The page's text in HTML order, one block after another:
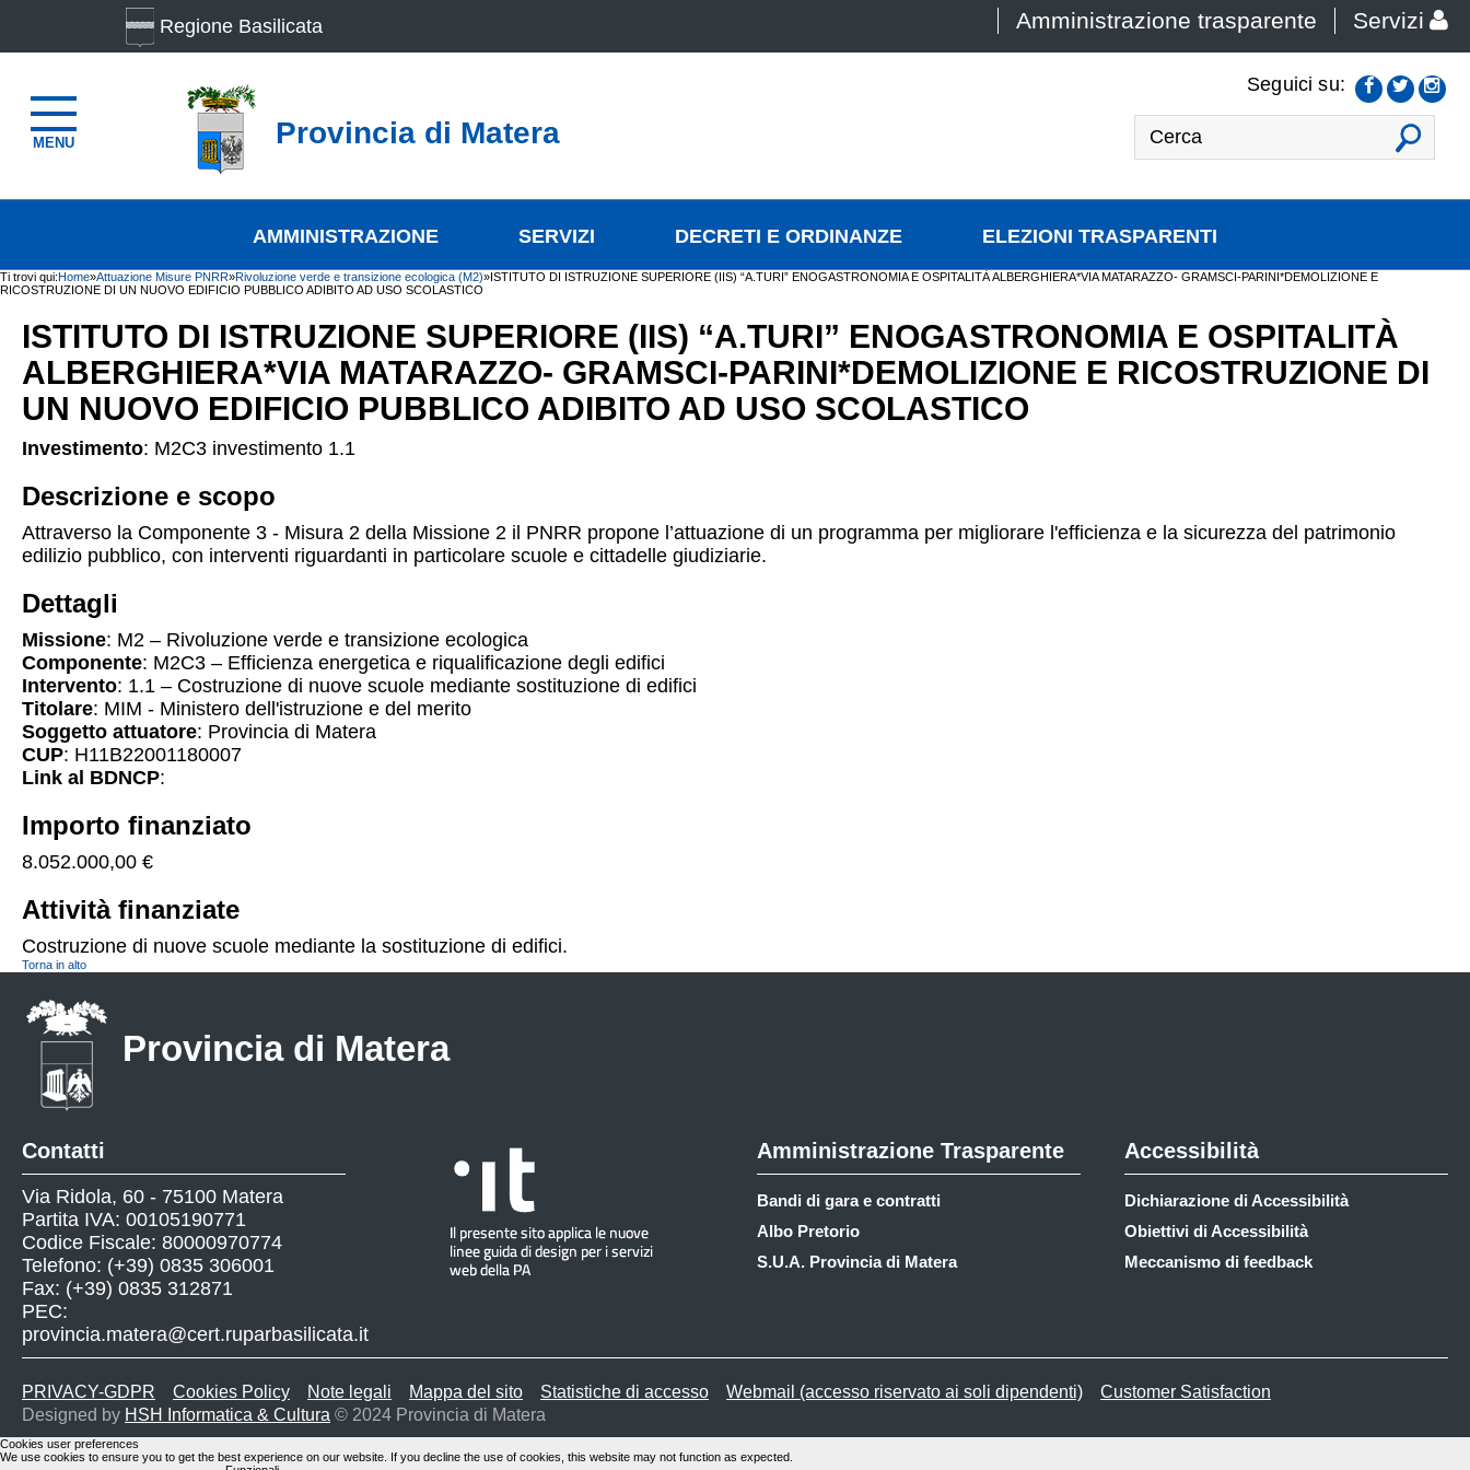
MENU
Regione Basilicata Amministrazione trasparente Servizi
Provincia di Matera VAI
Seguici su:
AMMINISTRAZIONE SERVIZI DECRETI E ORDINANZE ELEZIONI TRASPARENTI
Ti trovi qui:Home»Attuazione Misure PNRR»Rivoluzione verde e transizione ecologica (M2)»ISTITUTO DI ISTRUZIONE SUPERIORE (IIS) “A.TURI” ENOGASTRONOMIA E OSPITALITÀ ALBERGHIERA*VIA MATARAZZO- GRAMSCI-PARINI*DEMOLIZIONE E
RICOSTRUZIONE DI UN NUOVO EDIFICIO PUBBLICO ADIBITO AD USO SCOLASTICO
ISTITUTO DI ISTRUZIONE SUPERIORE (IIS) “A.TURI” ENOGASTRONOMIA E OSPITALITÀ
ALBERGHIERA*VIA MATARAZZO- GRAMSCI-PARINI*DEMOLIZIONE E RICOSTRUZIONE DI
UN NUOVO EDIFICIO PUBBLICO ADIBITO AD USO SCOLASTICO
Investimento: M2C3 investimento 1.1
Descrizione e scopo
Attraverso la Componente 3 - Misura 2 della Missione 2 il PNRR propone l’attuazione di un programma per migliorare l'efficienza e la sicurezza del patrimonio
edilizio pubblico, con interventi riguardanti in particolare scuole e cittadelle giudiziarie.
Dettagli
Missione: M2 – Rivoluzione verde e transizione ecologica
Componente: M2C3 – Efficienza energetica e riqualificazione degli edifici
Intervento: 1.1 – Costruzione di nuove scuole mediante sostituzione di edifici
Titolare: MIM - Ministero dell'istruzione e del merito
Soggetto attuatore: Provincia di Matera
CUP: H11B22001180007
Link al BDNCP:
Importo finanziato
8.052.000,00 €
Attività finanziate
Costruzione di nuove scuole mediante la sostituzione di edifici.
Torna in alto
Provincia di Matera
Contatti
Via Ridola, 60 - 75100 Matera
Partita IVA: 00105190771
Codice Fiscale: 80000970774
Telefono: (+39) 0835 306001
Fax: (+39) 0835 312871
PEC:
provincia.matera@cert.ruparbasilicata.it
Amministrazione Trasparente
Bandi di gara e contratti
Albo Pretorio
S.U.A. Provincia di Matera
Accessibilità
Dichiarazione di Accessibilità
Obiettivi di Accessibilità
Meccanismo di feedback
PRIVACY-GDPR Cookies Policy Note legali Mappa del sito Statistiche di accesso Webmail (accesso riservato ai soli dipendenti)
Customer Satisfaction
Designed by HSH Informatica & Cultura © 2024 Provincia di Matera
Cookies user preferences
We use cookies to ensure you to get the best experience on our website. If you decline the use of cookies, this website may not function as expected.